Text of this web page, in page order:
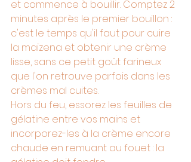
et commence à bouillir. Comptez 2
minutes après le premier bouillon :
c'est le temps qu'il faut pour cuire
la maïzena et obtenir une crème
lisse, sans ce petit goût farineux
que l'on retrouve parfois dans les
crèmes mal cuites.
Hors du feu, essorez les feuilles de
gélatine entre vos mains et
incorporez-les à la crème encore
chaude en remuant au fouet : la